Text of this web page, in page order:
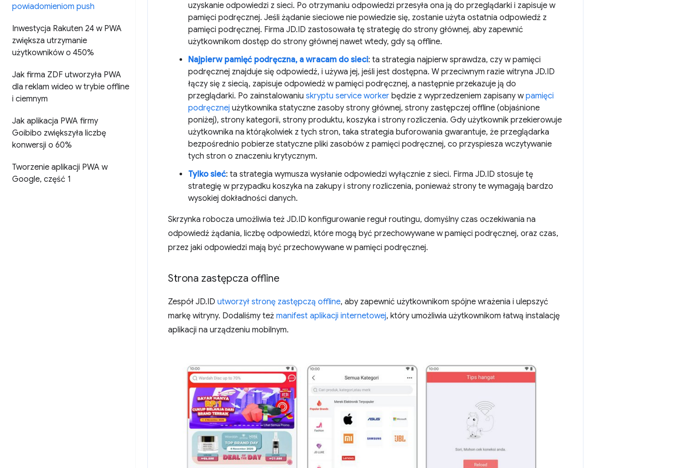
powiadomieniom push
Inwestycja Rakuten 24 w PWA
zwiększa utrzymanie
użytkowników o 450%
Jak firma ZDF utworzyła PWA
dla reklam wideo w trybie offline
i ciemnym
Jak aplikacja PWA firmy
Goibibo zwiększyła liczbę
konwersji o 60%
Tworzenie aplikacji PWA w
Google, część 1
uzyskanie odpowiedzi z sieci. Po otrzymaniu odpowiedzi przesyła ona ją do przeglądarki i zapisuje w
pamięci podręcznej. Jeśli żądanie sieciowe nie powiedzie się, zostanie użyta ostatnia odpowiedź z
pamięci podręcznej. Firma JD.ID zastosowała tę strategię do strony głównej, aby zapewnić
użytkownikom dostęp do strony głównej nawet wtedy, gdy są offline.
Najpierw pamięć podręczna, a wracam do sieci: ta strategia najpierw sprawdza, czy w pamięci
podręcznej znajduje się odpowiedź, i używa jej, jeśli jest dostępna. W przeciwnym razie witryna JD.ID
łączy się z siecią, zapisuje odpowiedź w pamięci podręcznej, a następnie przekazuje ją do
przeglądarki. Po zainstalowaniu skryptu service worker będzie z wyprzedzeniem zapisany wpamięci
podręcznej użytkownika statyczne zasoby strony głównej, strony zastępczej offline (objaśnione
poniżej), strony kategorii, strony produktu, koszyka i strony rozliczenia. Gdy użytkownik przekierowuje
użytkownika na którąkolwiek z tych stron, taka strategia buforowania gwarantuje, że przeglądarka
bezpośrednio pobierze statyczne pliki zasobów z pamięci podręcznej, co przyspiesza wczytywanie
tych stron o znaczeniu krytycznym.
Tylko sieć: ta strategia wymusza wysłanie odpowiedzi wyłącznie z sieci. Firma JD.ID stosuje tę
strategię w przypadku koszyka na zakupy i strony rozliczenia, ponieważ strony te wymagają bardzo
wysokiej dokładności danych.
Skrzynka robocza umożliwia też JD.ID konfigurowanie reguł routingu, domyślny czas oczekiwania na
odpowiedź żądania, liczbę odpowiedzi, które mogą być przechowywane w pamięci podręcznej, oraz czas,
przez jaki odpowiedzi mają być przechowywane w pamięci podręcznej.
Strona zastępcza offline
Zespół JD.ID utworzył stronę zastępczą offline, aby zapewnić użytkownikom spójne wrażenia i ulepszyć
markę witryny. Dodaliśmy też manifest aplikacji internetowej, który umożliwia użytkownikom łatwą instalację
aplikacji na urządzeniu mobilnym.